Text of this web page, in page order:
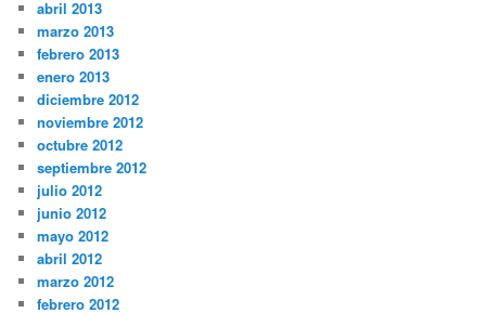
abril 2013
marzo 2013
febrero 2013
enero 2013
diciembre 2012
noviembre 2012
octubre 2012
septiembre 2012
julio 2012
junio 2012
mayo 2012
abril 2012
marzo 2012
febrero 2012